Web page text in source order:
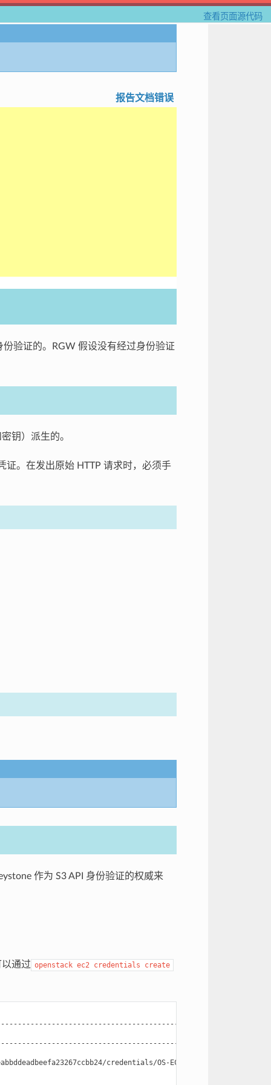
查看页面源代码
报告文档错误
验证的。RGW 假设没有经过身份验证
钥）派生的。
证。在发出原始 HTTP 请求时，必须手
作为 S3 API 身份验证的权威来
通过 openstack ec2 credentials create
credentials/OS-EC2/